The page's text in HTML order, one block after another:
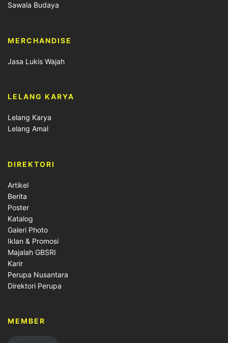
Sawala Budaya
MERCHANDISE
Jasa Lukis Wajah
LELANG KARYA
Lelang Karya
Lelang Amal
DIREKTORI
Artikel
Berita
Poster
Katalog
Galeri Photo
Iklan & Promosi
Majalah GBSRI
Karir
Perupa Nusantara
Direktori Perupa
MEMBER